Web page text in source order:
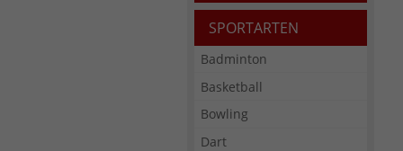
SPORTARTEN
Badminton
Basketball
Bowling
Dart